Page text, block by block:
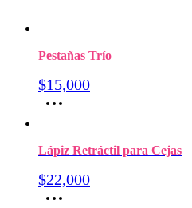
Pestañas Trío
$15,000
múltiples
variantes.
Las
opciones
Lápiz Retráctil para Cejas
$22,000